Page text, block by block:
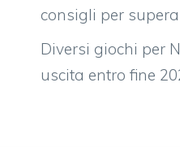
consigli per
Diversi giochi per
uscita entro fine